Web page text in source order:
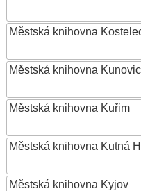
Městská knihovna
Městská knihovna
Městská knihovna Kuřim
Městská knihovna Kutná
Městská knihovna Kyjov